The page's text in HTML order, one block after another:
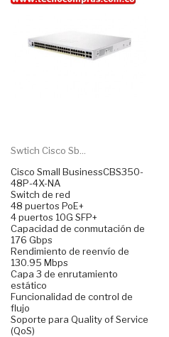
Swtich Cisco Sb...
Cisco Small BusinessCBS350-
48P-4X-NA
Switch de red
48 puertos PoE+
4 puertos 10G SFP+
Capacidad de conmutación de
176 Gbps
Rendimiento de reenvío de
130.95 Mbps
Capa 3 de enrutamiento
estático
Funcionalidad de control de
flujo
Soporte para Quality of Service
(QoS)